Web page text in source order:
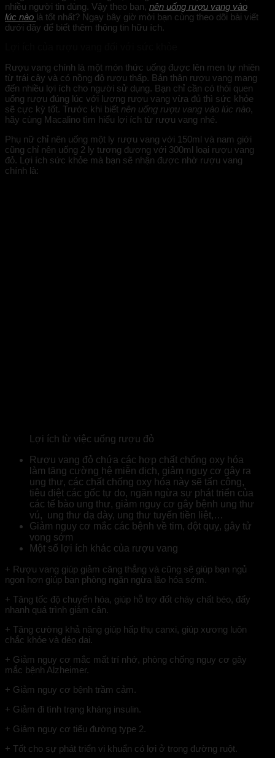
nhiều người tin dùng. Vậy theo bạn, nên uống rượu vang vào
lúc nào là tốt nhất? Ngay bây giờ mời bạn cùng theo dõi bài viết
dưới đây để biết thêm thông tin hữu ích.
Rượu vang chính là một món thức uống được lên men tự nhiên
từ trái cây và có nồng độ rượu thấp. Bản thân rượu vang mang
đến nhiều lợi ích cho người sử dụng. Bạn chỉ cần có thói quen
uống rượu đúng lúc với lượng rượu vang vừa đủ thì sức khỏe
sẽ cực kỳ tốt. Trước khi biết nên uống rượu vang vào lúc nào,
hãy cùng Macalino tìm hiểu lợi ích từ rượu vang nhé.
Phụ nữ chỉ nên uống một ly rượu vang với 150ml và nam giới
cũng chỉ nên uống 2 ly tương đương với 300ml loại rượu vang
đỏ. Lợi ích sức khỏe mà bạn sẽ nhận được nhờ rượu vang
chính là:
Lợi ích từ việc uống rượu đỏ
Rượu vang đỏ chứa các hợp chất chống oxy hóa
làm tăng cường hệ miễn dịch, giảm nguy cơ gây ra
ung thư, các chất chống oxy hóa này sẽ tấn công,
tiêu diệt các gốc tự do, ngăn ngừa sự phát triển của
các tế bào ung thư, giảm nguy cơ gây bệnh ung thư
vú, ung thư dạ dày, ung thư tuyến tiền liệt,…
Giảm nguy cơ mắc các bệnh về tim, đột quỵ, gây tử
vong sớm
Một số lợi ích khác của rượu vang
+ Rượu vang giúp giảm căng thẳng và cũng sẽ giúp bạn ngủ
ngon hơn giúp bạn phòng ngăn ngừa lão hóa sớm.
+ Tăng tốc độ chuyển hóa, giúp hỗ trợ đốt cháy chất béo, đẩy
nhanh quá trình giảm cân.
+ Tăng cường khả năng giúp hấp thụ canxi, giúp xương luôn
chắc khỏe và dẻo dai.
+ Giảm nguy cơ mắc mất trí nhớ, phòng chống nguy cơ gây
mắc bệnh Alzheimer.
+ Giảm nguy cơ bệnh trầm cảm.
+ Giảm đi tình trạng kháng insulin.
+ Giảm nguy cơ tiểu đường type 2.
+ Tốt cho sự phát triển vi khuẩn có lợi ở trong đường ruột.